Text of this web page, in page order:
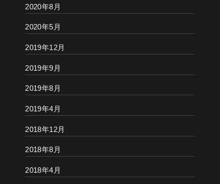
2020年8月
2020年5月
2019年12月
2019年9月
2019年8月
2019年4月
2018年12月
2018年8月
2018年4月